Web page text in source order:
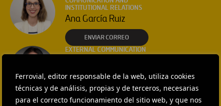
Ferrovial, editor responsable de la web, utiliza cookies
técnicas y de análisis, propias y de terceros, necesarias
para el correcto funcionamiento del sitio web, y que nos
INSTITUTIONAL RELATIONS
Ana García Ruiz
ENVIAR CORREO
EXTERNAL COMMUNICATION
AND MEDIA RELATIONS
ENVIAR CORREO
EXTERNAL COMMUNICATION